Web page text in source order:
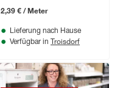
2,39 € / Meter
Lieferung nach Hause
Verfügbar in Troisdorf